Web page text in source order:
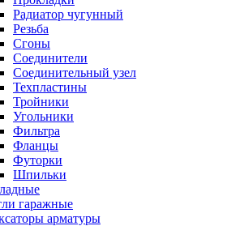
Радиатор чугунный
Резьба
Сгоны
Соединители
Соединительный узел
Техпластины
Тройники
Угольники
Фильтра
Фланцы
Футорки
Шпильки
гаражные
арматуры